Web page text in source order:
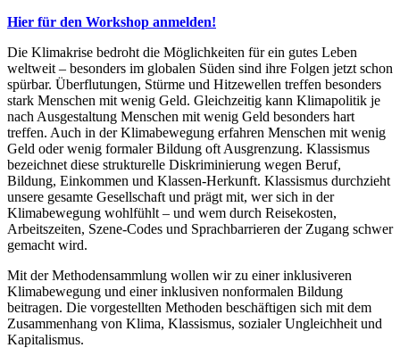
Hier für den Workshop anmelden!
Die Klimakrise bedroht die Möglichkeiten für ein gutes Leben
weltweit – besonders im globalen Süden sind ihre Folgen jetzt schon
spürbar. Überflutungen, Stürme und Hitzewellen treffen besonders
stark Menschen mit wenig Geld. Gleichzeitig kann Klimapolitik je
nach Ausgestaltung Menschen mit wenig Geld besonders hart
treffen. Auch in der Klimabewegung erfahren Menschen mit wenig
Geld oder wenig formaler Bildung oft Ausgrenzung. Klassismus
bezeichnet diese strukturelle Diskriminierung wegen Beruf,
Bildung, Einkommen und Klassen-Herkunft. Klassismus durchzieht
unsere gesamte Gesellschaft und prägt mit, wer sich in der
Klimabewegung wohlfühlt – und wem durch Reisekosten,
Arbeitszeiten, Szene-Codes und Sprachbarrieren der Zugang schwer
gemacht wird.
Mit der Methodensammlung wollen wir zu einer inklusiveren
Klimabewegung und einer inklusiven nonformalen Bildung
beitragen. Die vorgestellten Methoden beschäftigen sich mit dem
Zusammenhang von Klima, Klassismus, sozialer Ungleichheit und
Kapitalismus.